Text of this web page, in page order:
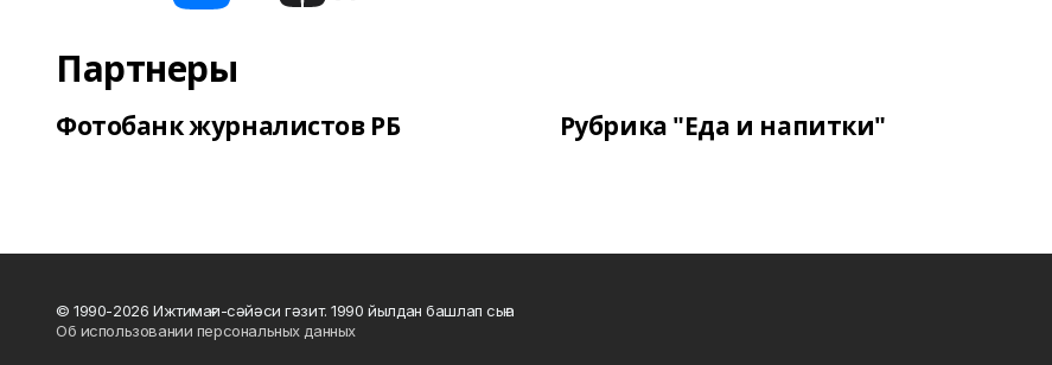
Партнеры
Фотобанк журналистов РБ Рубрика "Еда и напитки"
© 1990-2026 Ижтимағи-сәйәси гәзит. 1990 йылдан башлап сыға
Об использовании персональных данных